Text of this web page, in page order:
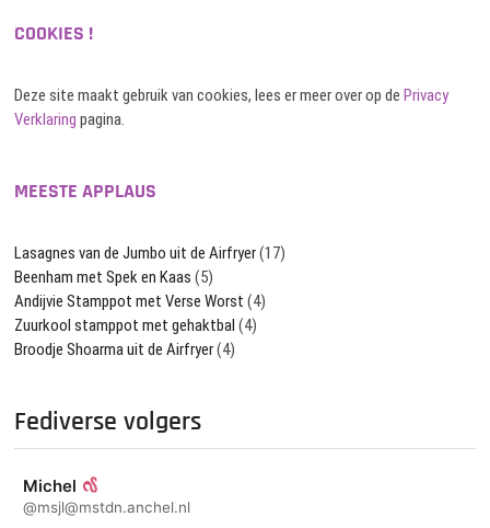
COOKIES !
Deze site maakt gebruik van cookies, lees er meer over op dePrivacy
Verklaring pagina.
MEESTE APPLAUS
Lasagnes van de Jumbo uit de Airfryer(17)
Beenham met Spek en Kaas (5)
Andijvie Stamppot met Verse Worst (4)
Zuurkool stamppot met gehaktbal (4)
Broodje Shoarma uit de Airfryer(4)
Fediverse volgers
Michel
@msjl@mstdn.anchel.nl